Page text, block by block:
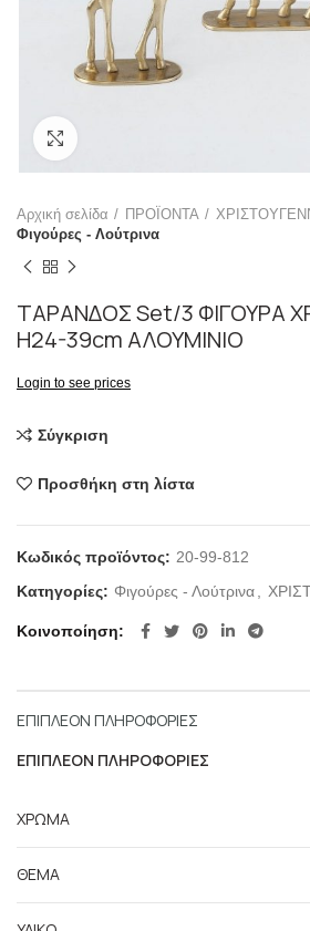
Αρχική σελίδα ΠΡΟΪΟΝΤΑ
Φιγούρες - Λούτρινα
ΤΑΡΑΝΔΟΣ Set/3 ΦΙΓΟΥΡΑ
H24-39cm ΑΛΟΥΜΙΝΙΟ
Login to see prices
Σύγκριση
Προσθήκη στη λίστα
Κωδικός προϊόντος: 20-99-812
Κατηγορίες: Φιγούρες - Λούτρινα
Κοινοποίηση
ΕΠΙΠΛΈΟΝ ΠΛΗΡΟΦΟΡΊΕΣ
ΕΠΙΠΛΈΟΝ ΠΛΗΡΟΦΟΡΊΕΣ
ΧΡΩΜΑ
ΘΕΜΑ